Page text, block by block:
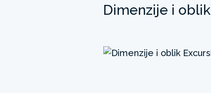
Dimenzije i oblik